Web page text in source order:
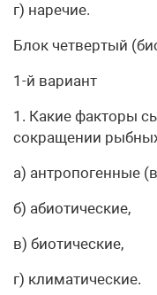
г) наречие.
Блок четвертый
1-й вариант
1. Какие факторы
сокращении
а) антропогенные
б) абиотические,
в) биотические,
г) климатические.